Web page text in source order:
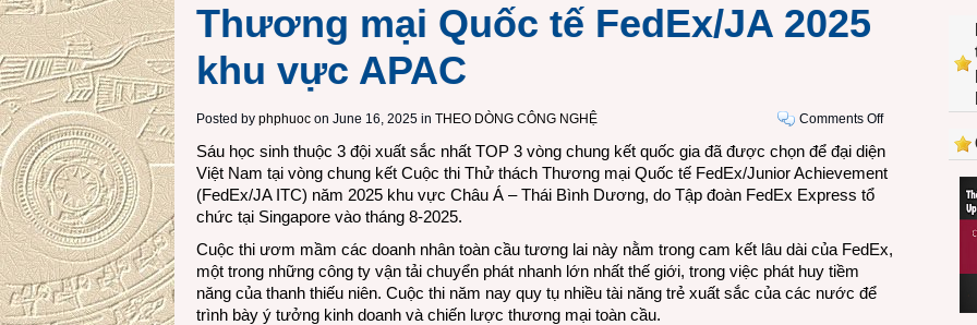
Thương mại Quốc tế FedEx/JA 2025
khu vực APAC
Posted by phphuoc on June 16, 2025 in THEO DÒNG CÔNG NGHỆ Comments Offon
học
sinh
tham
Sáu học sinh thuộc 3 đội xuất sắc nhất TOP 3 vòng chung kết quốc gia đã được chọn để đại diện
Việt Nam tại vòng chung kết Cuộc thi Thử thách Thương mại Quốc tế FedEx/Junior Achievement
(FedEx/JA ITC) năm 2025 khu vực Châu Á – Thái Bình Dương, do Tập đoàn FedEx Express tổ
chức tại Singapore vào tháng 8-2025.
Cuộc thi ươm mầm các doanh nhân toàn cầu tương lai này nằm trong cam kết lâu dài của FedEx,
một trong những công ty vận tải chuyển phát nhanh lớn nhất thế giới, trong việc phát huy tiềm
năng của thanh thiếu niên. Cuộc thi năm nay quy tụ nhiều tài năng trẻ xuất sắc của các nước để
trình bày ý tưởng kinh doanh và chiến lược thương mại toàn cầu.